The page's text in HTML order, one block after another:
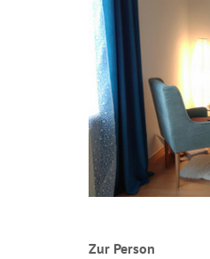
Zur Person